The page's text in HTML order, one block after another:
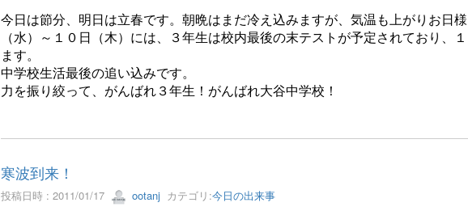
今日は節分、明日は立春です。朝晩はまだ冷え込みますが、気温も上がりお日
（水）～１０日（木）には、３年生は校内最後の末テストが予定されており、
ます。
中学校生活最後の追い込みです。
力を振り絞って、がんばれ３年生！がんばれ大谷中学校！
寒波到来！
投稿日時 : 2011/01/17 ootanjカテゴリ:今日の出来事